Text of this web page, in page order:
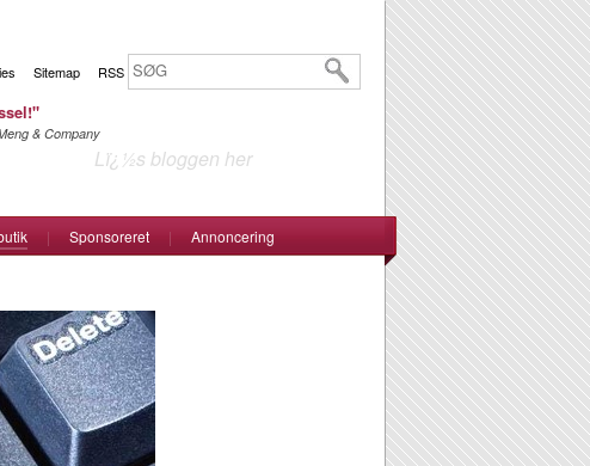
Sitemap RSS
& Company
Lï¿½s bloggen her
| Sponsoreret | Annoncering